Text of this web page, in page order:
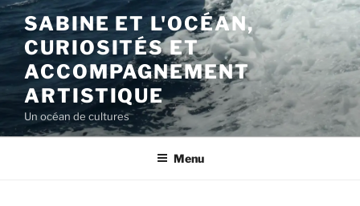
Aller
au
contenu
principal
SABINE ET L'OCÉAN,
CURIOSITÉS ET
ACCOMPAGNEMENT
ARTISTIQUE
Un océan de cultures
Menu